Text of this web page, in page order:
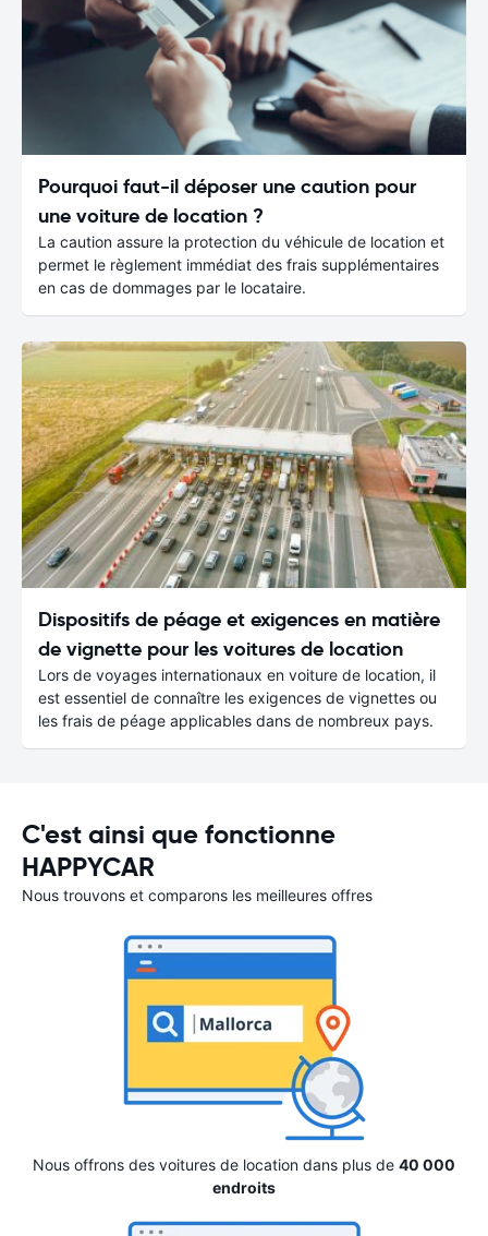
Pourquoi faut-il déposer une caution pour
une voiture de location ?
La caution assure la protection du véhicule de location et
permet le règlement immédiat des frais supplémentaires
en cas de dommages par le locataire.
Dispositifs de péage et exigences en matière
de vignette pour les voitures de location
Lors de voyages internationaux en voiture de location, il
est essentiel de connaître les exigences de vignettes ou
les frais de péage applicables dans de nombreux pays.
C'est ainsi que fonctionne
HAPPYCAR
Nous trouvons et comparons les meilleures offres
Nous offrons des voitures de location dans plus de 40 000
endroits